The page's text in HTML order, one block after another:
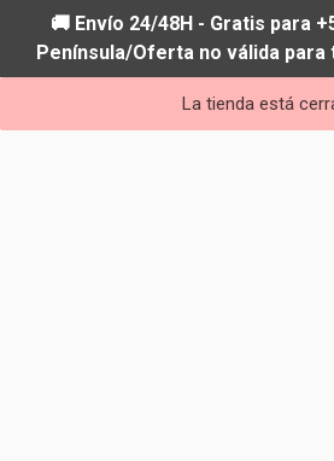
🚚 Envío 24/48H - Gratis para
Península/Oferta no válida
La tienda está